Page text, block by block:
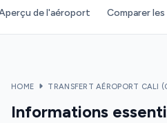
de l'aéroport Comparer
HOME TRANSFERT AÉROPORT CALI
Informations